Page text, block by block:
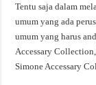
Tentu saja dalam
umum yang ada
umum yang harus
Accessary
Simone Accessary